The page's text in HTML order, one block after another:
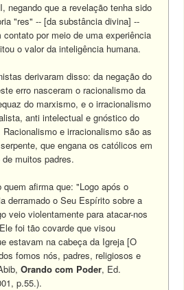
negando que a revelação tenha sido
"res" -- [da substância divina] --
por meio de uma experiência
o valor da inteligência humana.
derivaram disso: da negação do
erro nasceram o racionalismo da
do marxismo, e o irracionalismo
anti intelectual e gnóstico do
e irracionalismo são as
que engana os católicos em
muitos padres.
afirma que: "Logo após o
derramado o Seu Espírito sobre a
veio violentamente para atacar-nos
foi tão covarde que visou
estavam na cabeça da Igreja [O
fomos nós, padres, religiosos e
Orando com Poder, Ed.
p.55.).